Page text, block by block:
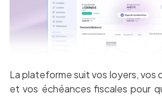
La plateforme suit vos loyers,
et vos échéances fiscales pour